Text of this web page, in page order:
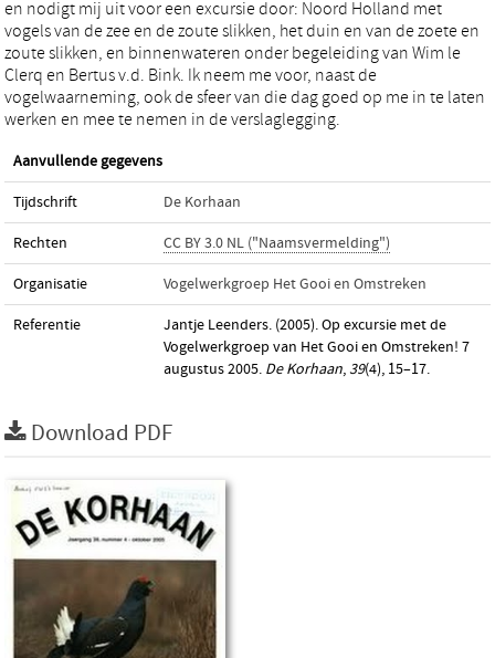
en nodigt mij uit voor een excursie door: Noord Holland met
vogels van de zee en de zoute slikken, het duin en van de zoete en
zoute slikken, en binnenwateren onder begeleiding van Wim le
Clerq en Bertus v.d. Bink. Ik neem me voor, naast de
vogelwaarneming, ook de sfeer van die dag goed op me in te laten
werken en mee te nemen in de verslaglegging.
Aanvullende gegevens
Tijdschrift De Korhaan
Rechten CC BY 3.0 NL ("Naamsvermelding")
Organisatie Vogelwerkgroep Het Gooi en Omstreken
Referentie
Jantje Leenders. (2005). Op excursie met de
Vogelwerkgroep van Het Gooi en Omstreken! 7
augustus 2005. De Korhaan, 39(4), 15–17.
Download PDF